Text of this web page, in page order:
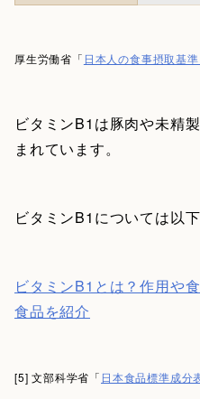
厚生労働省「 日本人の食事摂取基
ビタミンB1は豚肉や未精
まれています。
ビタミンB1については以
ビタミンB1とは？作用や
食品を紹介
[5] 文部科学省「 日本食品標準成分